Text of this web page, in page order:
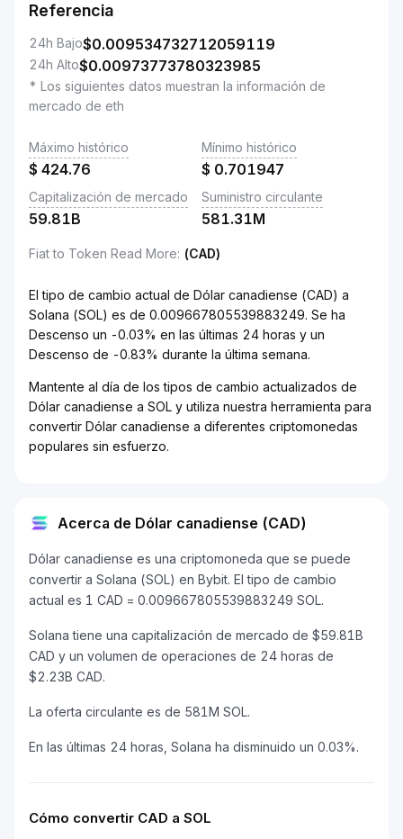
Referencia
24h Bajo$0.009534732712059119
24h Alto$0.00973773780323985
* Los siguientes datos muestran la información de
mercado de eth
Máximo histórico
$ 424.76
Mínimo histórico
$ 0.701947
Capitalización de mercado
59.81B
Suministro circulante
581.31M
Fiat to Token Read More: (CAD)
El tipo de cambio actual de Dólar canadiense (CAD) a
Solana (SOL) es de 0.009667805539883249. Se ha
Descenso un -0.03% en las últimas 24 horas y un
Descenso de -0.83% durante la última semana.
Mantente al día de los tipos de cambio actualizados de
Dólar canadiense a SOL y utiliza nuestra herramienta para
convertir Dólar canadiense a diferentes criptomonedas
populares sin esfuerzo.
Acerca de Dólar canadiense (CAD)
Dólar canadiense es una criptomoneda que se puede
convertir a Solana (SOL) en Bybit. El tipo de cambio
actual es 1 CAD = 0.009667805539883249 SOL.
Solana tiene una capitalización de mercado de $59.81B
CAD y un volumen de operaciones de 24 horas de
$2.23B CAD.
La oferta circulante es de 581M SOL.
En las últimas 24 horas, Solana ha disminuido un 0.03%.
Cómo convertir CAD a SOL